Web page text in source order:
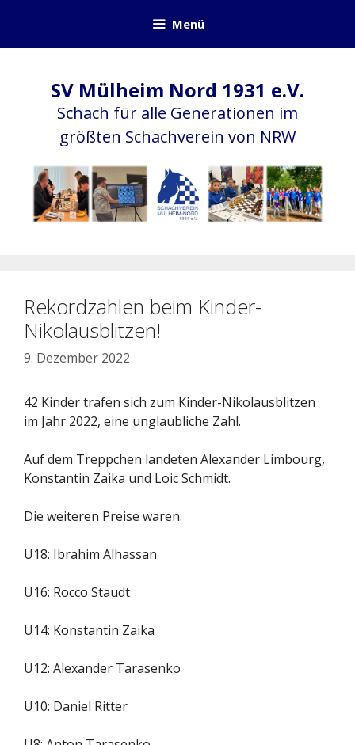
springen
Menü
SV Mülheim Nord 1931 e.V.
Schach für alle Generationen im
größten Schachverein von NRW
Rekordzahlen beim Kinder-
Nikolausblitzen!
9. Dezember 2022
42 Kinder trafen sich zum Kinder-Nikolausblitzen
im Jahr 2022, eine unglaubliche Zahl.
Auf dem Treppchen landeten Alexander Limbourg,
Konstantin Zaika und Loic Schmidt.
Die weiteren Preise waren:
U18: Ibrahim Alhassan
U16: Rocco Staudt
U14: Konstantin Zaika
U12: Alexander Tarasenko
U10: Daniel Ritter